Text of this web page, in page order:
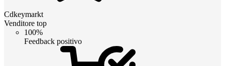
Cdkeymarkt
Venditore top
100%
Feedback positivo